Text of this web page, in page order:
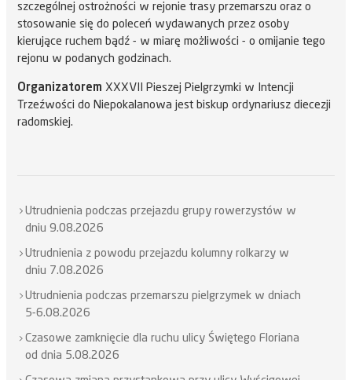
szczególnej ostrożności w rejonie trasy przemarszu oraz o
stosowanie się do poleceń wydawanych przez osoby
kierujące ruchem bądź - w miarę możliwości - o omijanie tego
rejonu w podanych godzinach.
Organizatorem XXXVII Pieszej Pielgrzymki w Intencji
Trzeźwości do Niepokalanowa jest biskup ordynariusz diecezji
radomskiej.
Utrudnienia podczas przejazdu grupy rowerzystów w
dniu 9.08.2026
Utrudnienia z powodu przejazdu kolumny rolkarzy w
dniu 7.08.2026
Utrudnienia podczas przemarszu pielgrzymek w dniach
5-6.08.2026
Czasowe zamknięcie dla ruchu ulicy Świętego Floriana
od dnia 5.08.2026